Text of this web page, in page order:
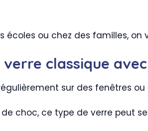
écoles ou chez des familles,
classique
sur des fenêtres
de choc, ce type de verre